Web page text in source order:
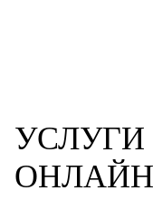
УСЛУГИ
ОНЛАЙН